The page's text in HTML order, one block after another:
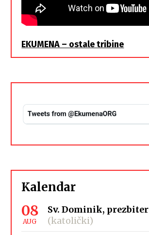
EKUMENA – ostale tribine
Kalendar
08
AUG
Sv. Dominik, prezbiter
(katolički)